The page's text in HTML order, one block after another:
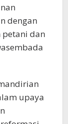
dengan
dan
upaya